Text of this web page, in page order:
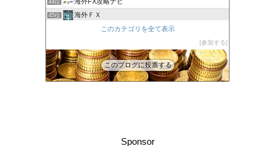
44位
45位 海外ＦＸ
XM口座開設方法2022
FXの自動売買(EA)は本当に勝てるのか検証してみた
このカテゴリを全て表示
参加する
このブログに投票する
Sponsor